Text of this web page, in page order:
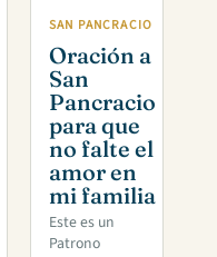
SAN PANCRACIO
Oración a
San
Pancracio
para que
no falte el
amor en
mi familia
Este es un
Patrono